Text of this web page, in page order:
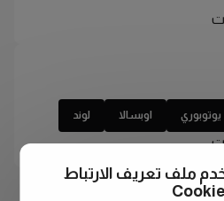
يوتوبوري اوبسالا لوند
ملف تعريف الارتباط
Cookie